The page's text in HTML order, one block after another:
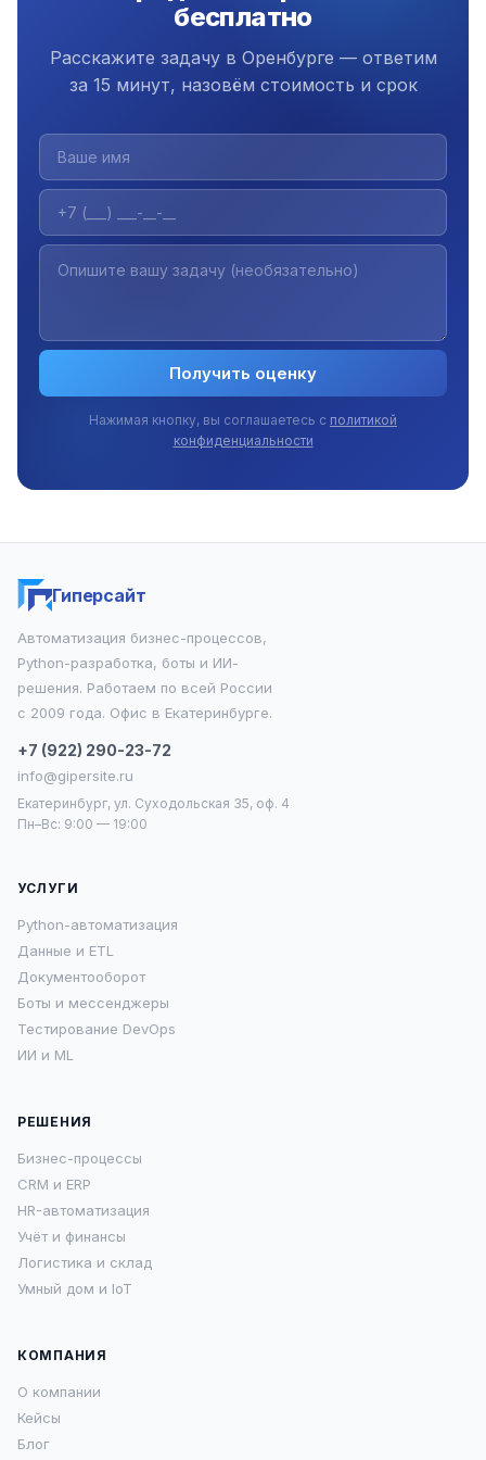
бесплатно
Расскажите задачу в Оренбурге — ответим
за 15 минут, назовём стоимость и срок
Получить оценку
Нажимая кнопку, вы соглашаетесь с политикой
конфиденциальности
Гиперсайт
Автоматизация бизнес-процессов,
Python-разработка, боты и ИИ-
решения. Работаем по всей России
с 2009 года. Офис в Екатеринбурге.
+7 (922) 290-23-72
info@gipersite.ru
Екатеринбург, ул. Суходольская 35, оф. 4
Пн–Вс: 9:00 — 19:00
УСЛУГИ
Python-автоматизация
Данные и ETL
Документооборот
Боты и мессенджеры
Тестирование DevOps
ИИ и ML
РЕШЕНИЯ
Бизнес-процессы
CRM и ERP
HR-автоматизация
Учёт и финансы
Логистика и склад
Умный дом и IoT
КОМПАНИЯ
О компании
Кейсы
Блог